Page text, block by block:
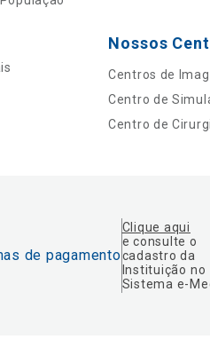
Nossos
Centros de
Centro de
Centro de
de pagamento
Clique aqui
e consulte o
cadastro da
Instituição no
Sistema e-